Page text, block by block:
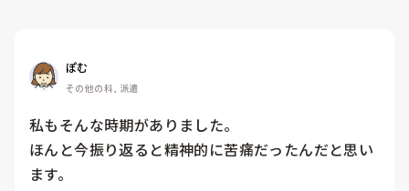
ぽむ
その他の科, 派遣
私もそんな時期がありました。
ほんと今振り返ると精神的に苦痛だったんだと思い
ます。